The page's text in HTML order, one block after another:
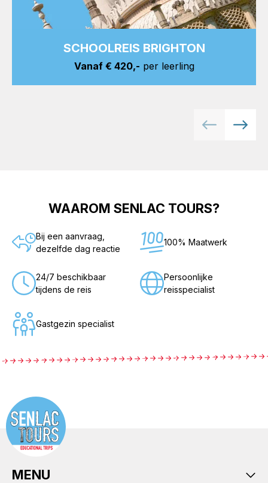
SCHOOLREIS BRIGHTON
Vanaf € 420,- per leerling
WAAROM SENLAC TOURS?
Bij een aanvraag,
dezelfde dag reactie
100% Maatwerk
24/7 beschikbaar
tijdens de reis
Persoonlijke
reisspecialist
Gastgezin specialist
MENU